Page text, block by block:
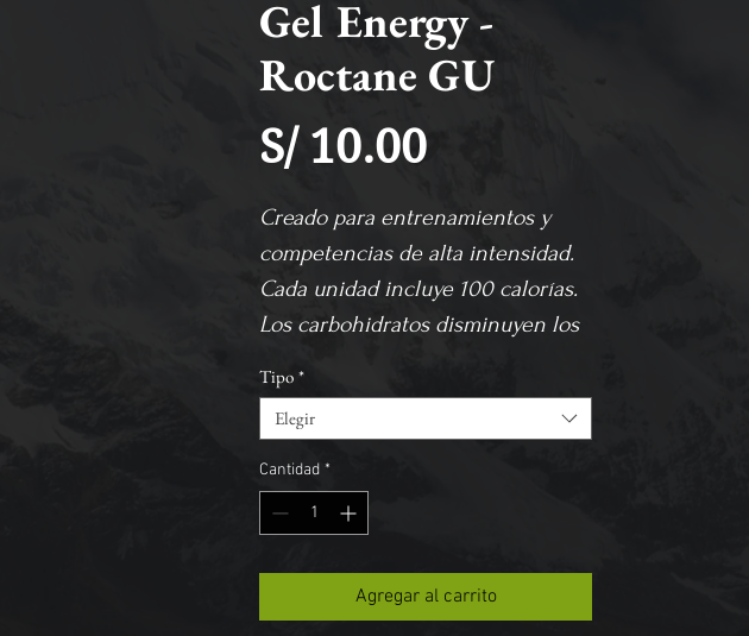
Gel Energy -
Roctane GU
S/ 10.00Precio
Creado para entrenamientos y
competencias de alta intensidad.
Cada unidad incluye 100 calorías.
Los carbohidratos disminuyen los
energía mediante el ahorro de
glucógeno, ayudan a reducir la
fatiga mental y disminuir el daño
muscular y los electrolitos
El GU Roctane se distingue de los
geles energéticos GU originales
Tipo *
Elegir
Cantidad *
Agregar al carrito